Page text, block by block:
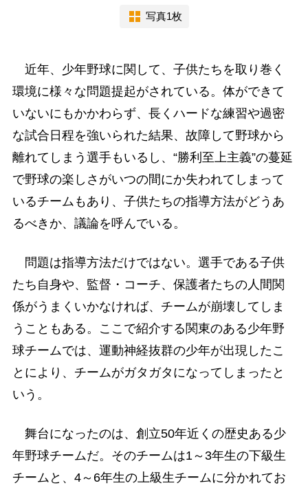
写真1枚
近年、少年野球に関して、子供たちを取り巻く
環境に様々な問題提起がされている。体ができて
いないにもかかわらず、長くハードな練習や過密
な試合日程を強いられた結果、故障して野球から
離れてしまう選手もいるし、“勝利至上主義”の蔓延
で野球の楽しさがいつの間にか失われてしまって
いるチームもあり、子供たちの指導方法がどうあ
るべきか、議論を呼んでいる。
問題は指導方法だけではない。選手である子供
たち自身や、監督・コーチ、保護者たちの人間関
係がうまくいかなければ、チームが崩壊してしま
うこともある。ここで紹介する関東のある少年野
球チームでは、運動神経抜群の少年が出現したこ
とにより、チームがガタガタになってしまったと
いう。
舞台になったのは、創立50年近くの歴史ある少
年野球チームだ。そのチームは1～3年生の下級生
チームと、4～6年生の上級生チームに分かれてお